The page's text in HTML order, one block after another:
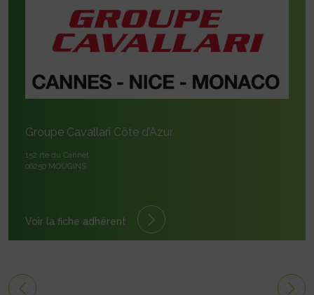
Groupe Cavallari Côte d’Azur
152 rte du Cannet
06250 MOUGINS
Voir la fiche adhérent